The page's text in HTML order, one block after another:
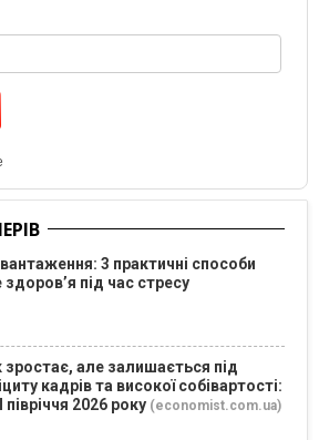
3 практичні способи
під час стресу
зростає, але залишається під
кадрів та високої собівартості:
2026 року (economist.com.ua)